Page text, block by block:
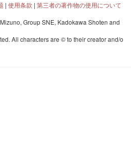
| 使用条款 | 第三者の著作物の使用について
Group SNE, Kadokawa Shoten and
All characters are © to their creator and/o